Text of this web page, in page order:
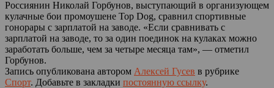
Россиянин Николай Горбунов, выступающий в организующем
кулачные бои промоушене Top Dog, сравнил спортивные
гонорары с зарплатой на заводе. «Если сравнивать с
зарплатой на заводе, то за один поединок на кулаках можно
заработать больше, чем за четыре месяца там», — отметил
Горбунов.
Запись опубликована автором Алексей Гусев в рубрике
Спорт. Добавьте в закладки постоянную ссылку.